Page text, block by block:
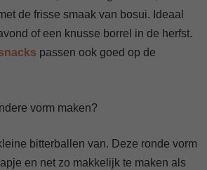
de frisse smaak van bosui. Ideaal
of een knusse borrel in de herfst.
passen ook goed op de
vorm maken?
bitterballen van. Deze ronde vorm
en net zo makkelijk te maken als